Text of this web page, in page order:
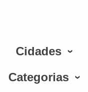
Cidades
Categorias